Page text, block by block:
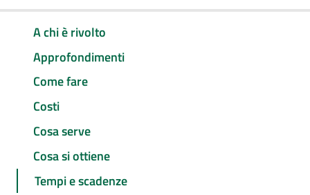
A chi è rivolto
Approfondimenti
Come fare
Costi
Cosa serve
Cosa si ottiene
Tempi e scadenze